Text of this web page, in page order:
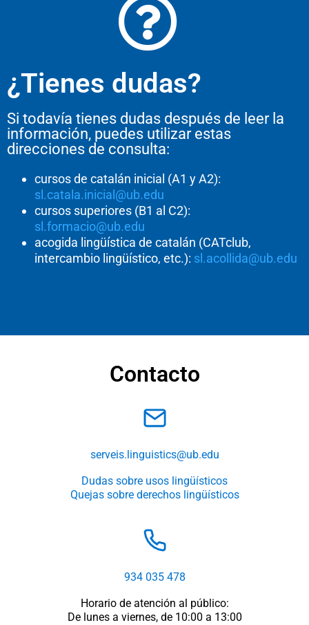
¿Tienes dudas?
Si todavía tienes dudas después de leer la
información, puedes utilizar estas
direcciones de consulta:
cursos de catalán inicial (A1 y A2):
sl.catala.inicial@ub.edu
cursos superiores (B1 al C2):
sl.formacio@ub.edu
acogida lingüística de catalán (CATclub,
intercambio lingüístico, etc.): sl.acollida@ub.edu
Contacto
serveis.linguistics@ub.edu
Dudas sobre usos lingüísticos
Quejas sobre derechos lingüísticos
934 035 478
Horario de atención al público:
De lunes a viernes, de 10:00 a 13:00